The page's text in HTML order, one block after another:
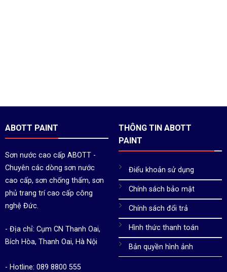
ABOTT PAINT
Sơn nước cao cấp ABOTT -
Chuyên các dòng sơn nước
cao cấp, sơn chống thấm, sơn
phủ trang trí cao cấp công
nghệ Đức.
- Địa chỉ: Cụm CN Thanh Oai,
Bích Hòa, Thanh Oai, Hà Nội
- Hotline: 089 8800 555
THÔNG TIN ABOTT
PAINT
Điểu khoản sử dụng
Chính sách bảo mật
Chính sách đổi trả
Hình thức thanh toán
Bản quyền hình ảnh